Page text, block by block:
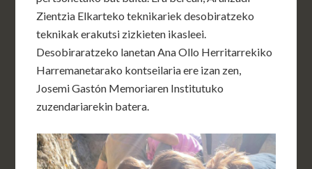
Zientzia Elkarteko teknikariek desobiratzeko
teknikak erakutsi zizkieten ikasleei.
Desobiraratzeko lanetan Ana Ollo Herritarrekiko
Harremanetarako kontseilaria ere izan zen,
Josemi Gastón Memoriaren Institutuko
zuzendariarekin batera.